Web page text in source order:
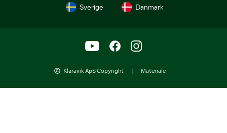
Sverige Danmark
Klaravik ApS Copyright | Materiale